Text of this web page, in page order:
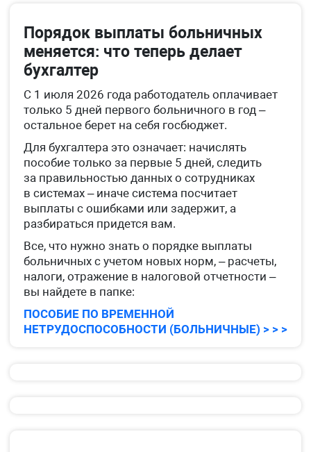
Порядок выплаты больничных
меняется: что теперь делает
бухгалтер
С 1 июля 2026 года работодатель оплачивает
только 5 дней первого больничного в год –
остальное берет на себя госбюджет.
Для бухгалтера это означает: начислять
пособие только за первые 5 дней, следить
за правильностью данных о сотрудниках
в системах – иначе система посчитает
выплаты с ошибками или задержит, а
разбираться придется вам.
Все, что нужно знать о порядке выплаты
больничных с учетом новых норм, – расчеты,
налоги, отражение в налоговой отчетности –
вы найдете в папке:
ПОСОБИЕ ПО ВРЕМЕННОЙ
НЕТРУДОСПОСОБНОСТИ (БОЛЬНИЧНЫЕ) > > >